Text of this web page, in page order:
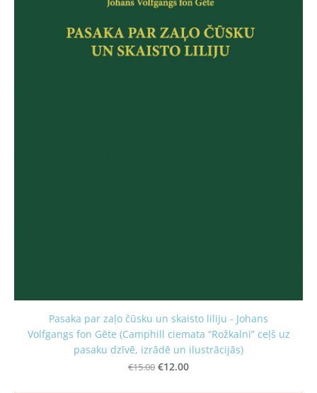
Pasaka par zaļo čūsku un skaisto liliju - Johans
Volfgangs fon Gēte (Camphill ciemata “Rožkalni” ceļš uz
pasaku dzīvē, izrādē un ilustrācijās)
€15.00 €12.00